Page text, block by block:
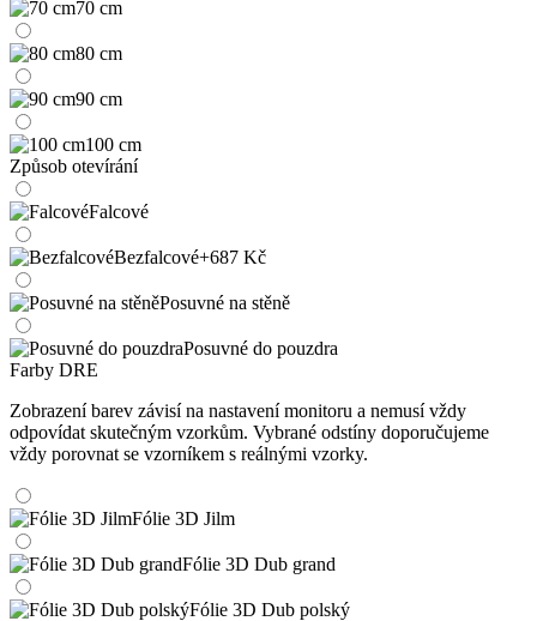
70 cm
80 cm
90 cm
100 cm
Způsob otevírání
Falcové
Bezfalcové+687 Kč
Posuvné na stěně
Posuvné do pouzdra
Farby DRE
Zobrazení barev závisí na nastavení monitoru a nemusí vždy
odpovídat skutečným vzorkům. Vybrané odstíny doporučujeme
vždy porovnat se vzorníkem s reálnými vzorky.
Fólie 3D Jilm
Fólie 3D Dub grand
Fólie 3D Dub polský